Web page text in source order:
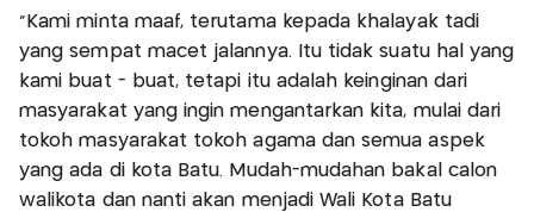
"Kami minta maaf, terutama kepada khalayak tadi
yang sempat macet jalannya. Itu tidak suatu hal yang
kami buat - buat, tetapi itu adalah keinginan dari
masyarakat yang ingin mengantarkan kita, mulai dari
tokoh masyarakat tokoh agama dan semua aspek
yang ada di kota Batu. Mudah-mudahan bakal calon
walikota dan nanti akan menjadi Wali Kota Batu